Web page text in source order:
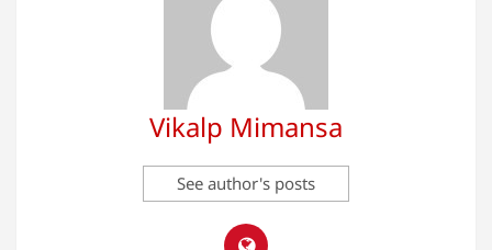
Vikalp Mimansa
See author's posts